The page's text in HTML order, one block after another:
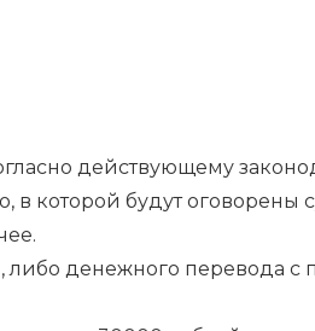
действующему
которой будут оговорены
денежного перевода с